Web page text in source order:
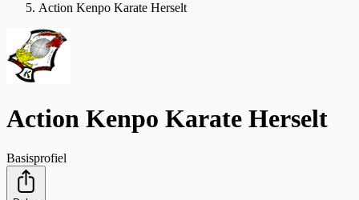
Action Kenpo Karate Herselt
Action Kenpo Karate Herselt
Basisprofiel